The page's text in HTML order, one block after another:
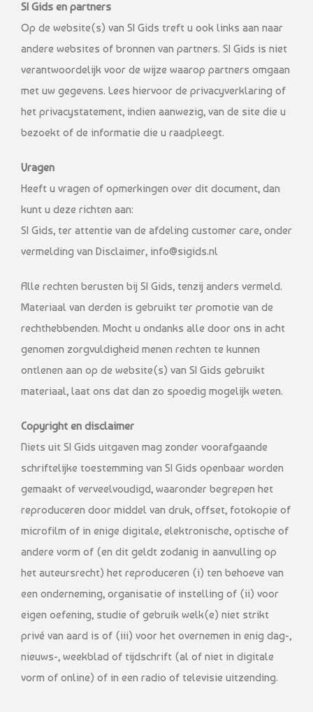
SI Gids en partners
Op de website(s) van SI Gids treft u ook links aan naar
andere websites of bronnen van partners. SI Gids is niet
verantwoordelijk voor de wijze waarop partners omgaan
met uw gegevens. Lees hiervoor de privacyverklaring of
het privacystatement, indien aanwezig, van de site die u
bezoekt of de informatie die u raadpleegt.
Vragen
Heeft u vragen of opmerkingen over dit document, dan
kunt u deze richten aan:
SI Gids, ter attentie van de afdeling customer care, onder
vermelding van Disclaimer, info@sigids.nl
Alle rechten berusten bij SI Gids, tenzij anders vermeld.
Materiaal van derden is gebruikt ter promotie van de
rechthebbenden. Mocht u ondanks alle door ons in acht
genomen zorgvuldigheid menen rechten te kunnen
ontlenen aan op de website(s) van SI Gids gebruikt
materiaal, laat ons dat dan zo spoedig mogelijk weten.
Copyright en disclaimer
Niets uit SI Gids uitgaven mag zonder voorafgaande
schriftelijke toestemming van SI Gids openbaar worden
gemaakt of verveelvoudigd, waaronder begrepen het
reproduceren door middel van druk, offset, fotokopie of
microfilm of in enige digitale, elektronische, optische of
andere vorm of (en dit geldt zodanig in aanvulling op
het auteursrecht) het reproduceren (i) ten behoeve van
een onderneming, organisatie of instelling of (ii) voor
eigen oefening, studie of gebruik welk(e) niet strikt
privé van aard is of (iii) voor het overnemen in enig dag-,
nieuws-, weekblad of tijdschrift (al of niet in digitale
vorm of online) of in een radio of televisie uitzending.